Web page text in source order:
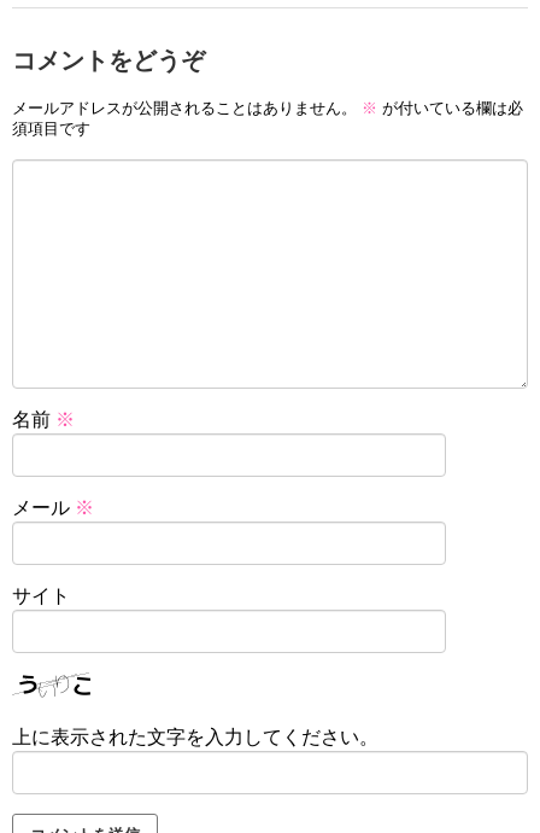
コメントをどうぞ
メールアドレスが公開されることはありません。 ※ が付いている欄は必
須項目です
名前 ※
メール ※
サイト
上に表示された文字を入力してください。